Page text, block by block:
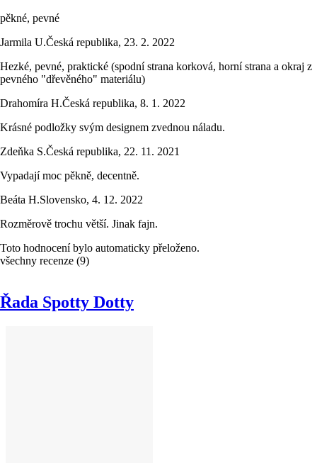
pěkné, pevné
Jarmila U.Česká republika, 23. 2. 2022
Hezké, pevné, praktické (spodní strana korková, horní strana a okraj z
pevného "dřevěného" materiálu)
Drahomíra H.Česká republika, 8. 1. 2022
Krásné podložky svým designem zvednou náladu.
Zdeňka S.Česká republika, 22. 11. 2021
Vypadají moc pěkně, decentně.
Beáta H.Slovensko, 4. 12. 2022
Rozměrově trochu větší. Jinak fajn.
Toto hodnocení bylo automaticky přeloženo.
všechny recenze (9)
Řada Spotty Dotty